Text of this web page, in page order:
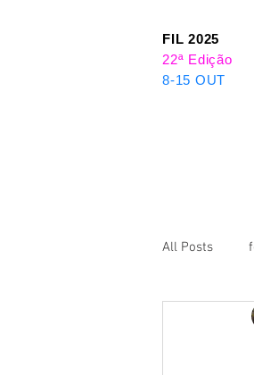
FIL 2025
22ª Edição
8-15 OUT
All Posts